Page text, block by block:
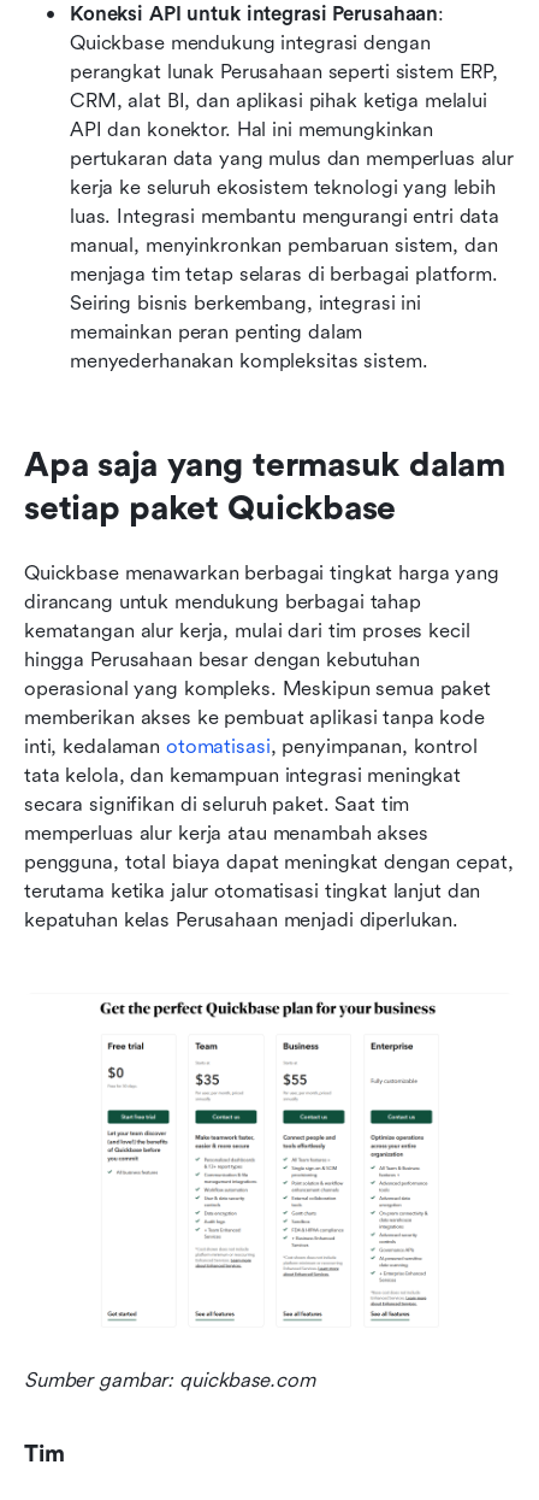
Koneksi API untuk integrasi Perusahaan:
Quickbase mendukung integrasi dengan
perangkat lunak Perusahaan seperti sistem ERP,
CRM, alat BI, dan aplikasi pihak ketiga melalui
API dan konektor. Hal ini memungkinkan
pertukaran data yang mulus dan memperluas alur
kerja ke seluruh ekosistem teknologi yang lebih
luas. Integrasi membantu mengurangi entri data
manual, menyinkronkan pembaruan sistem, dan
menjaga tim tetap selaras di berbagai platform.
Seiring bisnis berkembang, integrasi ini
memainkan peran penting dalam
menyederhanakan kompleksitas sistem.
Apa saja yang termasuk dalam
setiap paket Quickbase
Quickbase menawarkan berbagai tingkat harga yang
dirancang untuk mendukung berbagai tahap
kematangan alur kerja, mulai dari tim proses kecil
hingga Perusahaan besar dengan kebutuhan
operasional yang kompleks. Meskipun semua paket
memberikan akses ke pembuat aplikasi tanpa kode
inti, kedalaman otomatisasi, penyimpanan, kontrol
tata kelola, dan kemampuan integrasi meningkat
secara signifikan di seluruh paket. Saat tim
memperluas alur kerja atau menambah akses
pengguna, total biaya dapat meningkat dengan cepat,
terutama ketika jalur otomatisasi tingkat lanjut dan
kepatuhan kelas Perusahaan menjadi diperlukan.
Sumber gambar: quickbase.com
Tim